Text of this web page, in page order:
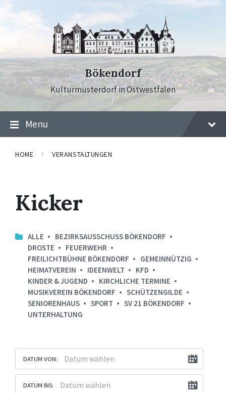
Bökendorf
Kulturmusterdorf in Ostwestfalen
Menu
HOME VERANSTALTUNGEN
Kicker
ALLE
BEZIRKSAUSSCHUSS BÖKENDORF
DROSTE
FEUERWEHR
FREILICHTBÜHNE BÖKENDORF
GEMEINNÜTZIG
HEIMATVEREIN
IDEENWELT
KFD
KINDER & JUGEND
KIRCHLICHE TERMINE
MUSIKVEREIN BÖKENDORF
SCHÜTZENGILDE
SENIORENHAUS
SPORT
SV 21 BÖKENDORF
UNTERHALTUNG
DATUM VON:
DATUM BIS: